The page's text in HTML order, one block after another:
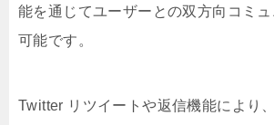
能を通じてユーザーとの双方向コミ
可能です。
Twitter リツイートや返信機能により